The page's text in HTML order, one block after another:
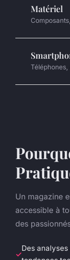
Matériel
Un magazine
accessible à
des
Des